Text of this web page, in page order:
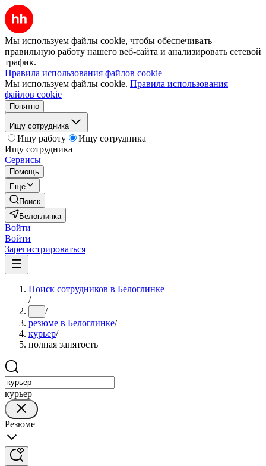
Мы используем файлы cookie, чтобы обеспечивать
правильную работу нашего веб-сайта и анализировать сетевой
трафик.
Правила использования файлов cookie
Мы используем файлы cookie. Правила использования
файлов cookie
Понятно
Ищу сотрудника
Ищу работу
Ищу сотрудника
Ищу сотрудника
Сервисы
Помощь
Ещё
Поиск
Белоглинка
Войти
Войти
Зарегистрироваться
Поиск сотрудников в Белоглинке
/
... /
резюме в Белоглинке/
курьер/
полная занятость
курьер
Резюме